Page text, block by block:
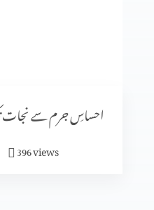
ایمان میں کیسے آگے بڑھیں؟
احساسِ جرم سے
396views